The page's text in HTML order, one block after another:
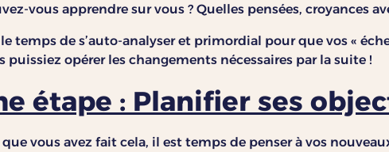
vous apprendre sur vous ? Quelles pensées, croyances
temps de s’auto-analyser et primordial pour que vos «
puissiez opérer les changements nécessaires par la suite !
étape : Planifier ses
que vous avez fait cela, il est temps de penser à vos